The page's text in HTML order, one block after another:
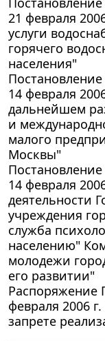
21 февраля
услуги
горячего
населения"
14 февраля
дальнейшем
и
малого
Москвы"
14 февраля
деятельности
учреждения
служба
населению"
молодежи
его развитии"
Распоряжение
февраля 2006
запрете